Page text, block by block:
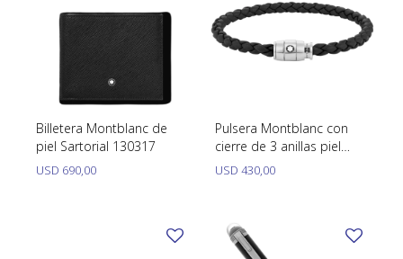
Billetera Montblanc de
piel Sartorial 130317
USD 690,00
Pulsera Montblanc con
cierre de 3 anillas piel
soft.
USD 430,00